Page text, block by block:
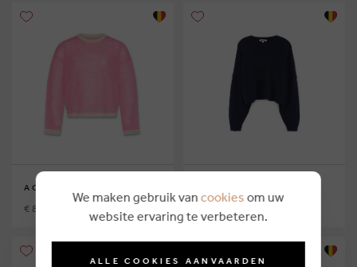
AO76
€ 89,00 € 119,00
We maken gebruik van cookies om uw
website ervaring te verbeteren.
ALLE COOKIES AANVAARDEN